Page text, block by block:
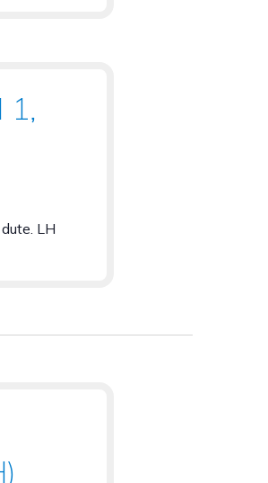
1,
LH